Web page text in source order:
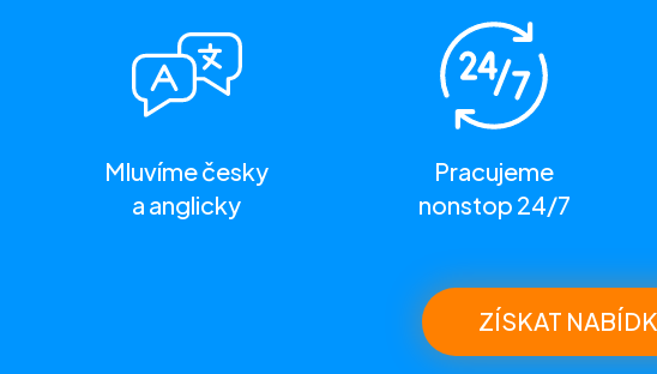
Mluvíme česky
a anglicky
Pracujeme
nonstop 24/7
ZÍSKAT